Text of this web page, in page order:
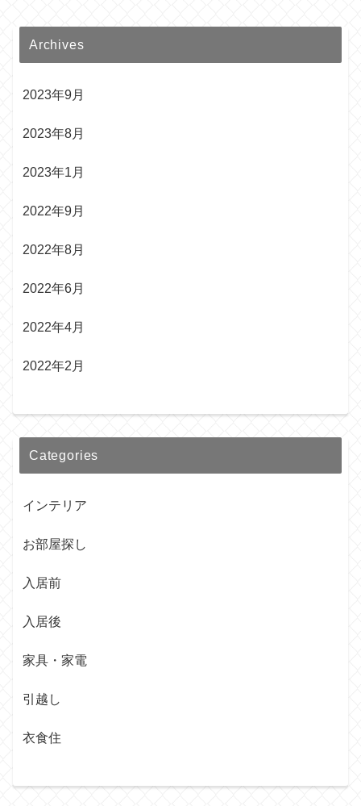
Archives
2023年9月
2023年8月
2023年1月
2022年9月
2022年8月
2022年6月
2022年4月
2022年2月
Categories
インテリア
お部屋探し
入居前
入居後
家具・家電
引越し
衣食住